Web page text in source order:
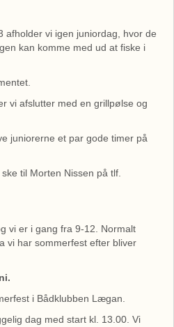
afholder vi igen juniordag, hvor de
kan komme med ud at fiske i
vi afslutter med en grillpølse og
juniorerne et par gode timer på
til Morten Nissen på tlf.
vi er i gang fra 9-12. Normalt
vi har sommerfest efter bliver
i Bådklubben Lægan.
dag med start kl. 13.00. Vi